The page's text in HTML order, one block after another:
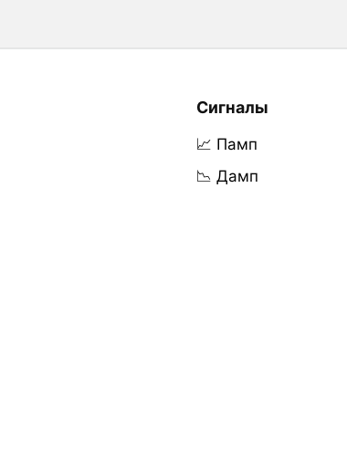
Сигналы
📈 Памп
📉 Дамп